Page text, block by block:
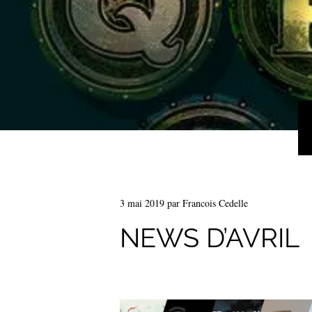
3 mai 2019 par Francois Cedelle
NEWS D’AVRIL